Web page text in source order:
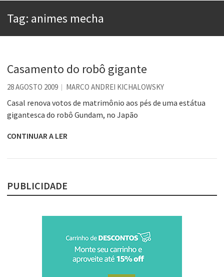
Aprender a fracassar é o segredo do sucesso
Esse tal de Rock Gaúcho
Os causos de Jorge Luis Borges
Voto obrigatório é correto?
Tag: animes mecha
Casamento do robô gigante
28 AGOSTO 2009 MARCO ANDREI KICHALOWSKY
Casal renova votos de matrimônio aos pés de uma estátua
gigantesca do robô Gundam, no Japão
CONTINUAR A LER
PUBLICIDADE